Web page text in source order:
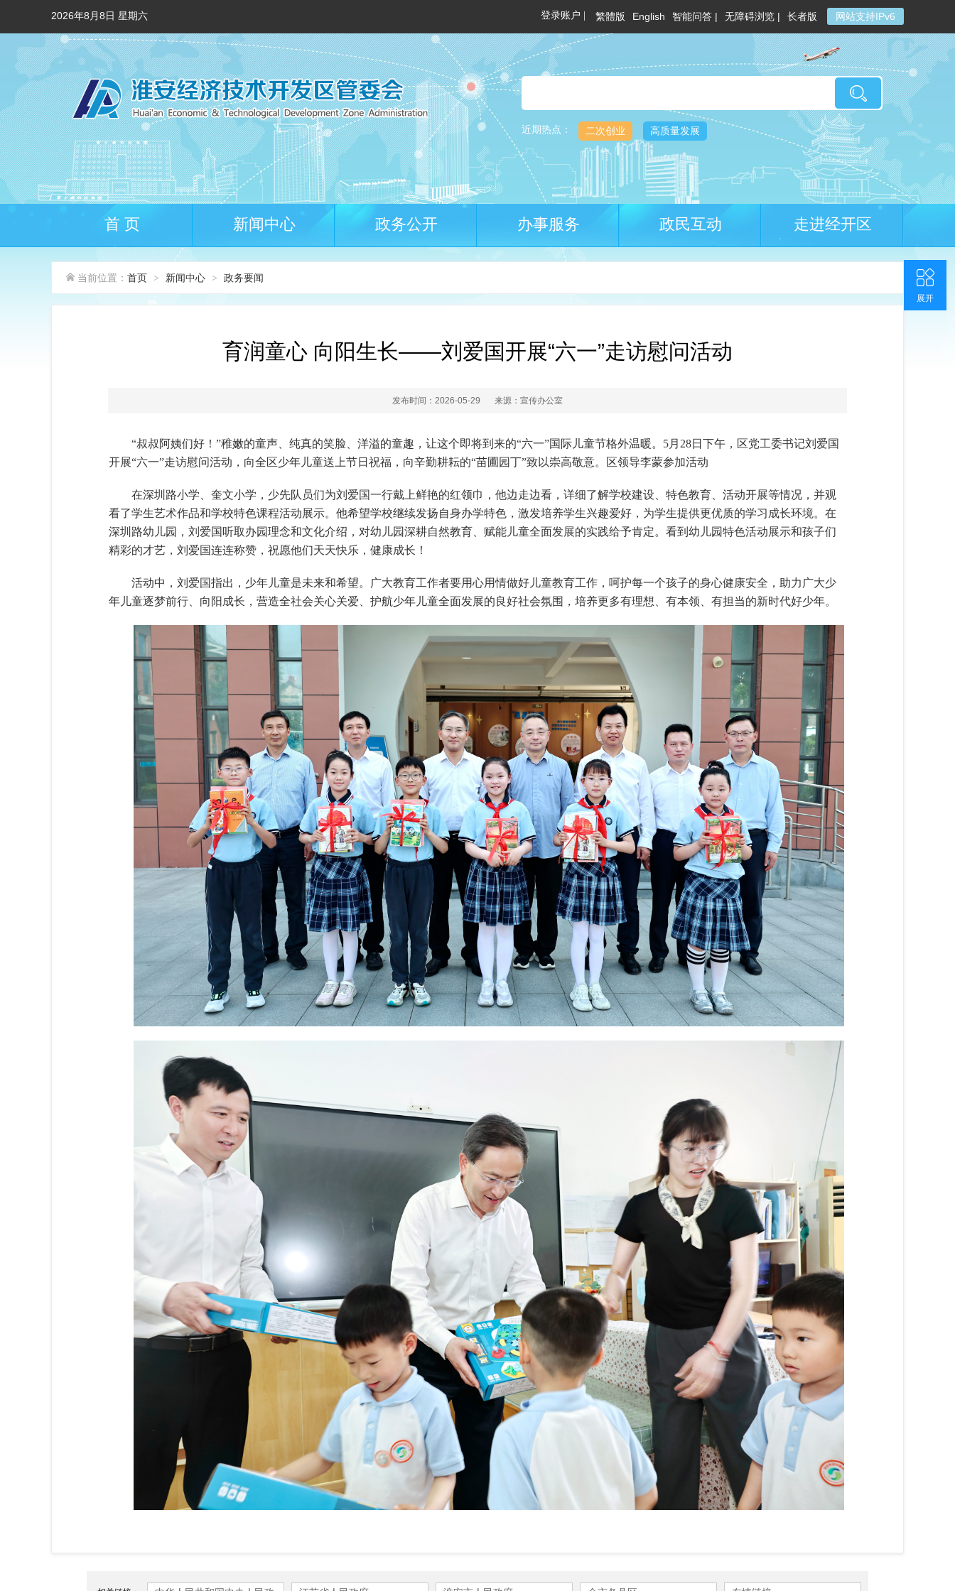
2026年8月8日 星期六 繁體版 English 智能问答 | 无障碍浏览 | 长者版 网站支持IPv6
近期热点： 二次创业 高质量发展
首 页 新闻中心 政务公开 办事服务 政民互动 走进经开区
当前位置： 首页 > 新闻中心 > 政务要闻
育润童心 向阳生长——刘爱国开展“六一”走访慰问活动
发布时间：2026-05-29 来源：宣传办公室
“叔叔阿姨们好！”稚嫩的童声、纯真的笑脸、洋溢的童趣，让这个即将到来的“六一”国际儿童节格外温暖。5月28日下午，区党工委书记刘爱国
开展“六一”走访慰问活动，向全区少年儿童送上节日祝福，向辛勤耕耘的“苗圃园丁”致以崇高敬意。区领导李蒙参加活动
在深圳路小学、奎文小学，少先队员们为刘爱国一行戴上鲜艳的红领巾，他边走边看，详细了解学校建设、特色教育、活动开展等情况，并观
看了学生艺术作品和学校特色课程活动展示。他希望学校继续发扬自身办学特色，激发培养学生兴趣爱好，为学生提供更优质的学习成长环境。在
深圳路幼儿园，刘爱国听取办园理念和文化介绍，对幼儿园深耕自然教育、赋能儿童全面发展的实践给予肯定。看到幼儿园特色活动展示和孩子们
精彩的才艺，刘爱国连连称赞，祝愿他们天天快乐，健康成长！
活动中，刘爱国指出，少年儿童是未来和希望。广大教育工作者要用心用情做好儿童教育工作，呵护每一个孩子的身心健康安全，助力广大少
年儿童逐梦前行、向阳成长，营造全社会关心关爱、护航少年儿童全面发展的良好社会氛围，培养更多有理想、有本领、有担当的新时代好少年。
联系我们
官方微博
返回顶部
收起
展开